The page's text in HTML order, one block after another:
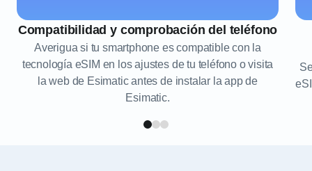
Compatibilidad y comprobación del teléfono
Averigua si tu smartphone es compatible con la
tecnología eSIM en los ajustes de tu teléfono o visita
la web de Esimatic antes de instalar la app de
Esimatic.